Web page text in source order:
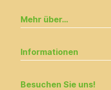
Mehr über...
Informationen
Besuchen Sie uns!